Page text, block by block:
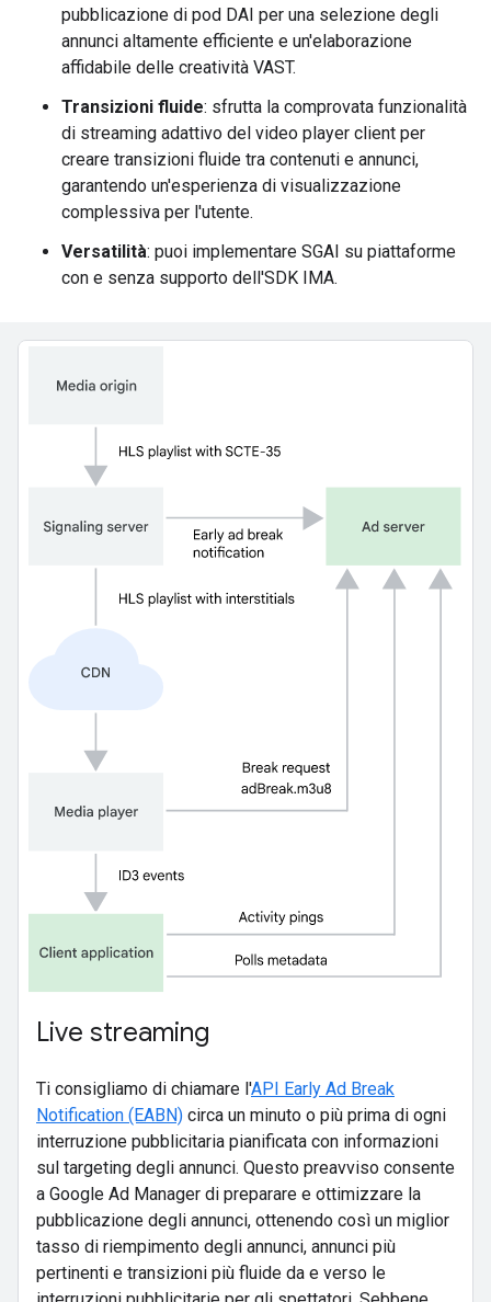
pubblicazione di pod DAI per una selezione degli
annunci altamente efficiente e un'elaborazione
affidabile delle creatività VAST.
Transizioni fluide: sfrutta la comprovata funzionalità
di streaming adattivo del video player client per
creare transizioni fluide tra contenuti e annunci,
garantendo un'esperienza di visualizzazione
complessiva per l'utente.
Versatilità: puoi implementare SGAI su piattaforme
con e senza supporto dell'SDK IMA.
Live streaming
Ti consigliamo di chiamare l'API Early Ad Break
Notification (EABN) circa un minuto o più prima di ogni
interruzione pubblicitaria pianificata con informazioni
sul targeting degli annunci. Questo preavviso consente
a Google Ad Manager di preparare e ottimizzare la
pubblicazione degli annunci, ottenendo così un miglior
tasso di riempimento degli annunci, annunci più
pertinenti e transizioni più fluide da e verso le